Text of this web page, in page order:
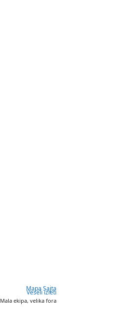
Mapa Sajta
Veseli izleti
Mala ekipa, velika fora